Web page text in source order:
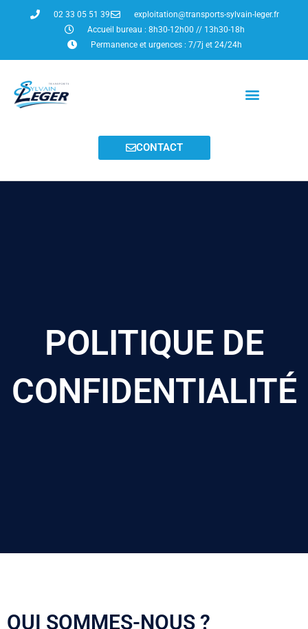
02 33 05 51 39
exploitation@transports-sylvain-leger.fr
Accueil bureau : 8h30-12h00 // 13h30-18h
Permanence et urgences : 7/7j et 24/24h
CONTACT
POLITIQUE DE
CONFIDENTIALITÉ
QUI SOMMES-NOUS ?